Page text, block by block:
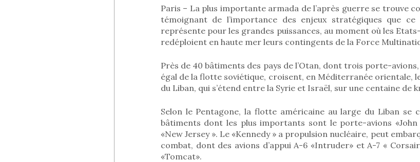
Paris – La plus importante armada de l’après guerre se trouve
témoignant de l’importance des enjeux stratégiques que
représente pour les grandes puissances, au moment où les
redéploient en haute mer leurs contingents de la Force
Près de 40 bâtiments des pays de l’Otan, dont trois porte-
égal de la flotte soviétique, croisent, en Méditerranée orientale,
du Liban, qui s’étend entre la Syrie et Israël, sur une centaine de
Selon le Pentagone, la flotte américaine au large du Liban se
bâtiments dont les plus importants sont le porte-avions «John
«New Jersey ». Le «Kennedy » a propulsion nucléaire, peut
combat, dont des avions d’appui A-6 «Intruder» et A-7 «
«Tomcat».